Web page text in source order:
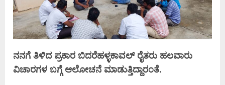
ನನಗೆ ತಿಳಿದ ಪ್ರಕಾರ ಬಿದರೆಹಳ್ಳಕಾವಲ್ ರೈತರು ಹಲವಾರು
ವಿಚಾರಗಳ ಬಗ್ಗೆ ಆಲೋಚನೆ ಮಾಡುತ್ತಿದ್ದಾರಂತೆ.